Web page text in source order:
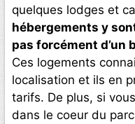
quelques lodges et
hébergements y
pas forcément d’un
Ces logements
localisation et ils en
tarifs. De plus, si
dans le coeur du